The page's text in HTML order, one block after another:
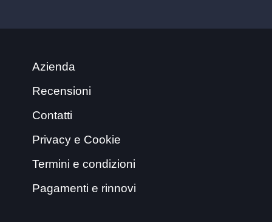
Azienda
Recensioni
Contatti
Privacy e Cookie
Termini e condizioni
Pagamenti e rinnovi